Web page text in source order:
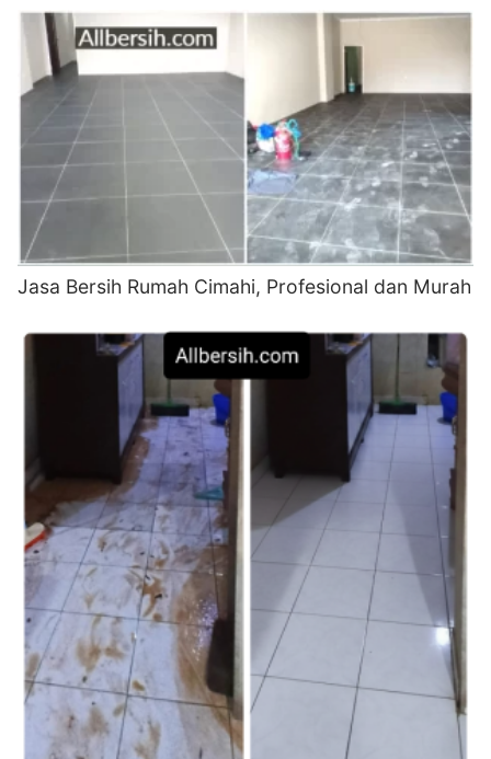
Jasa Bersih Rumah Cimahi, Profesional dan Murah